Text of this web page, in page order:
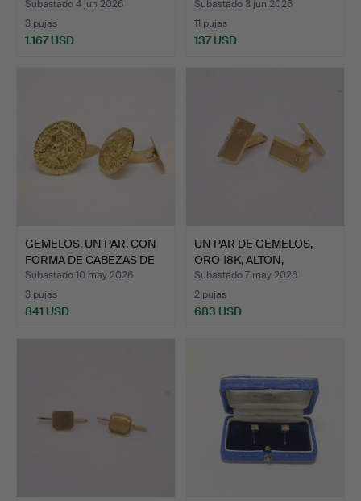
Subastado 4 jun 2026
3 pujas
1.167 USD
LAPPONIA.
Subastado 3 jun 2026
11 pujas
137 USD
GEMELOS, UN PAR, CON
FORMA DE CABEZAS DE
L…
Subastado 10 may 2026
3 pujas
841 USD
UN PAR DE GEMELOS,
ORO 18K, ALTON,
FALKÖPI…
Subastado 7 may 2026
2 pujas
683 USD